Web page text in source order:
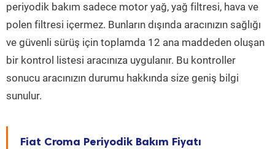
periyodik bakım sadece motor yağ, yağ filtresi, hava ve
polen filtresi içermez. Bunların dışında aracınızın sağlığı
ve güvenli sürüş için toplamda 12 ana maddeden oluşan
bir kontrol listesi aracınıza uygulanır. Bu kontroller
sonucu aracınızın durumu hakkında size geniş bilgi
sunulur.
Fiat Croma Periyodik Bakım Fiyatı